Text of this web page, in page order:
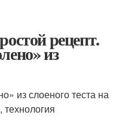
рецепт.
из
из слоеного теста на